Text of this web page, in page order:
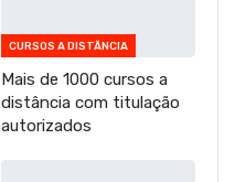
CURSOS A DISTÂNCIA
Mais de 1000 cursos a
distância com titulação
autorizados